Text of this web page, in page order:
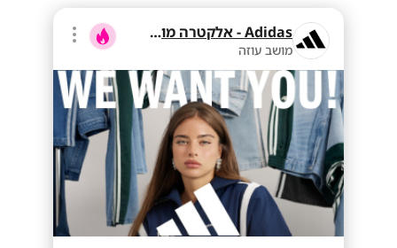
Adidas - אלקטרה מוצרי צריכה
מושב עוזה